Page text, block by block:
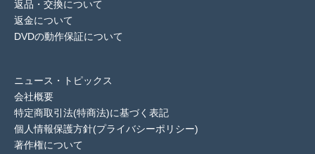
返品・交換について
返金について
DVDの動作保証について
ニュース・トピックス
会社概要
特定商取引法(特商法)に基づく表記
個人情報保護方針(プライバシーポリシー)
著作権について